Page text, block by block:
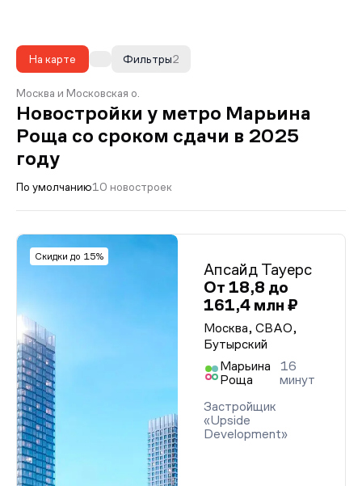
На карте 2
Фильтры
Москва и Московская о.
Новостройки у метро Марьина
Роща со сроком сдачи в 2025
году
По умолчанию10 новостроек
Скидки до 15%
Апсайд Тауерс
От 18,8 до
161,4 млн ₽
Москва, СВАО,
Бутырский
Марьина
Роща
16
минут
Застройщик
«Upside
Development»